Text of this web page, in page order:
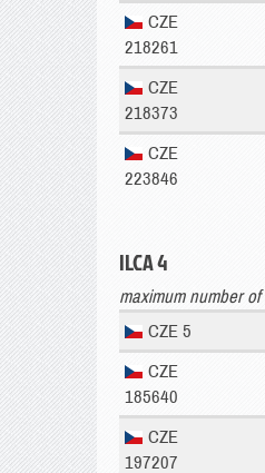
CZE
218261
CZE
218373
CZE
223846
ILCA 4
maximum number
CZE 5
CZE
185640
CZE
197207